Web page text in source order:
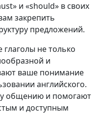
и «should» в своих
закрепить
предложений.
не только
и
ваше понимание
английского.
общению и помогают
и доступным